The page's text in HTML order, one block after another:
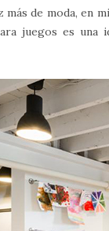
más de moda,
juegos es una